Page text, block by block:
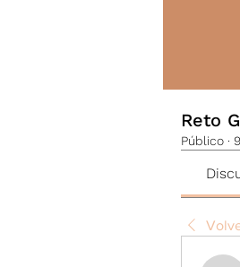
Reto
Público ·